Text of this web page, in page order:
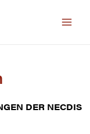
DER NECDIS